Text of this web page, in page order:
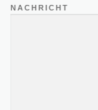
NACHRICHT